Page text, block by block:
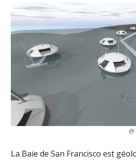
La Baie de San Francisco est